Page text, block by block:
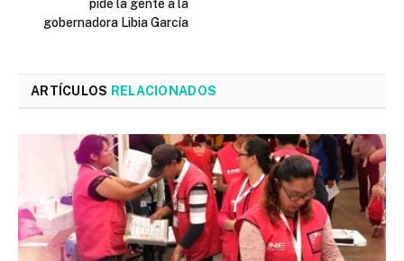
pide la gente a la
gobernadora Libia García
ARTÍCULOS RELACIONADOS